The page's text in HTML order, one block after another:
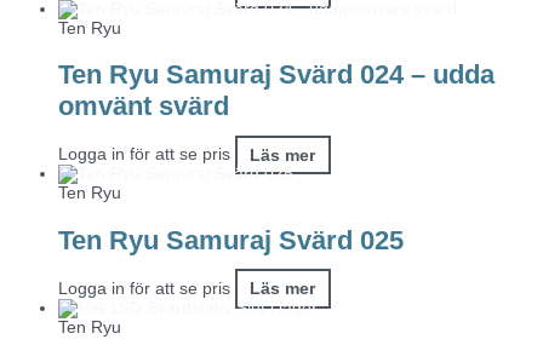
Ten Ryu
Ten Ryu Samuraj Svärd 024 – udda
omvänt svärd
Logga in för att se pris Läs mer
Ten Ryu
Ten Ryu Samuraj Svärd 025
Logga in för att se pris
Läs mer
Slut i lager
Ten Ryu